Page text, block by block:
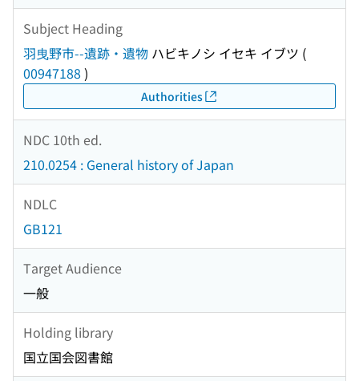
Subject Heading
羽曳野市--遺跡・遺物 ハビキノシ イセキ イブツ (
00947188 )
Authorities
NDC 10th ed.
210.0254 : General history of Japan
NDLC
GB121
Target Audience
一般
Holding library
国立国会図書館